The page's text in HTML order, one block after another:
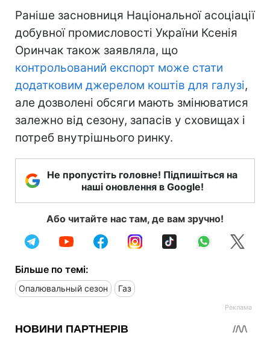
Раніше засновниця Національної асоціації
добувної промисловості України Ксенія
Оринчак також заявляла, що
контрольований експорт може стати
додатковим джерелом коштів для галузі,
але дозволені обсяги мають змінюватися
залежно від сезону, запасів у сховищах і
потреб внутрішнього ринку.
Не пропустіть головне! Підпишіться на
наші оновлення в Google!
Або читайте нас там, де вам зручно!
Більше по темі:
Опалювальный сезон Газ